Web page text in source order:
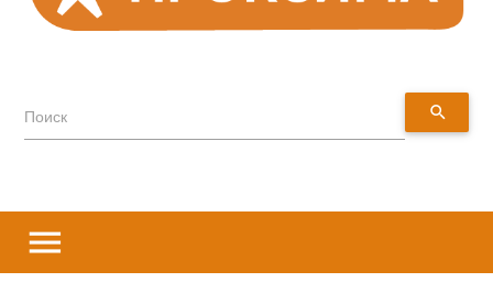
Поиск search
menu